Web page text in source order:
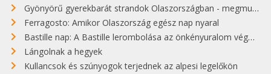
Gyönyörű gyerekbarát strandok Olaszországban - megmutatjuk a 15 legjobbat
Ferragosto: Amikor Olaszország egész nap nyaral
Bastille nap: A Bastille lerombolása az önkényuralom végét jelentette
Lángolnak a hegyek
Kullancsok és szúnyogok terjednek az alpesi legelőkön